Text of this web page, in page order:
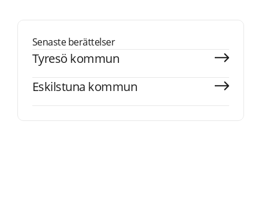
Senaste berättelser
Tyresö kommun
Eskilstuna kommun